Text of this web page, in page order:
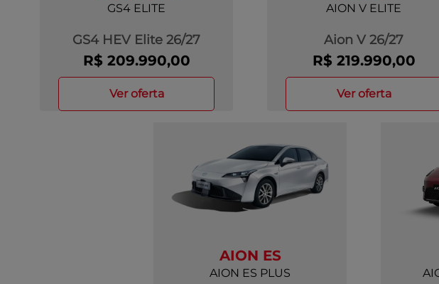
GS4 ELITE
GS4 HEV Elite 26/27
R$ 209.990,00
ver oferta
AION V ELITE
Aion V 26/27
R$ 219.990,00
ver oferta
AION ES
AION ES PLUS